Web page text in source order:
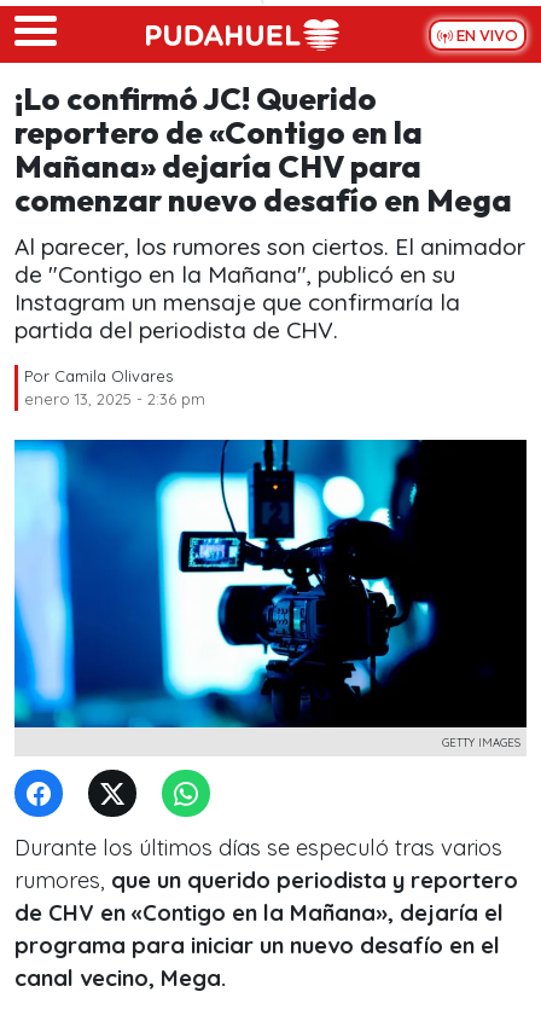
Skip to main content
EN VIVO
¡Lo confirmó JC! Querido
reportero de «Contigo en la
Mañana» dejaría CHV para
comenzar nuevo desafío en Mega
Al parecer, los rumores son ciertos. El animador
de "Contigo en la Mañana", publicó en su
Instagram un mensaje que confirmaría la
partida del periodista de CHV.
Por Camila Olivares
enero 13, 2025 - 2:36 pm
GETTY IMAGES
Durante los últimos días se especuló tras varios
rumores, que un querido periodista y reportero
de CHV en «Contigo en la Mañana», dejaría el
programa para iniciar un nuevo desafío en el
canal vecino, Mega.